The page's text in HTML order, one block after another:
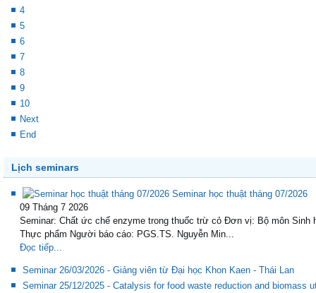
2
3
4
5
6
7
8
9
10
End
Lịch seminars
Seminar học thuật tháng 07/2026
09 Tháng 7 2026
Seminar: Chất ức chế enzyme trong thuốc trừ cỏ Đơn vị: Bộ môn Sinh
Thực phẩm Người báo cáo: PGS.TS. Nguyễn Min...